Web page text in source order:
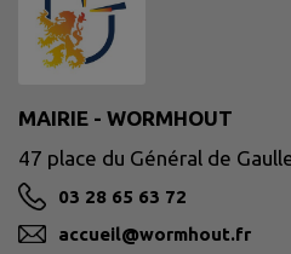
MAIRIE - WORMHOUT
47 place du Général de
03 28 65 63 72
accueil@wormhout.fr